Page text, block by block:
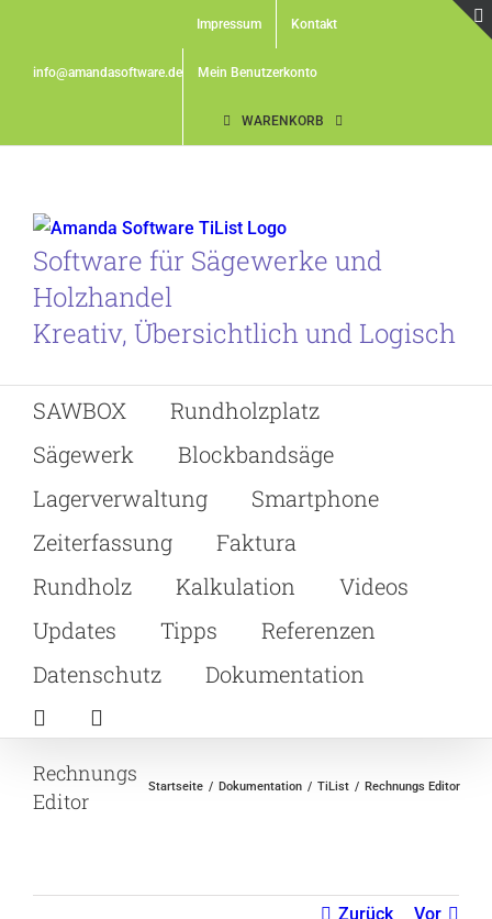
contentinfo@amandasoftware.de
Impressum Kontakt
Mein Benutzerkonto
WARENKORB
Software für Sägewerke und
Holzhandel
Kreativ, Übersichtlich und Logisch
SAWBOX
Rundholzplatz
Sägewerk
Blockbandsäge
Lagerverwaltung
Smartphone
Zeiterfassung
Faktura
Rundholz
Kalkulation
Videos
Updates
Tipps
Referenzen
Datenschutz
Dokumentation
Rechnungs
Editor
Startseite Dokumentation TiList Rechnungs Editor
Zurück Vor